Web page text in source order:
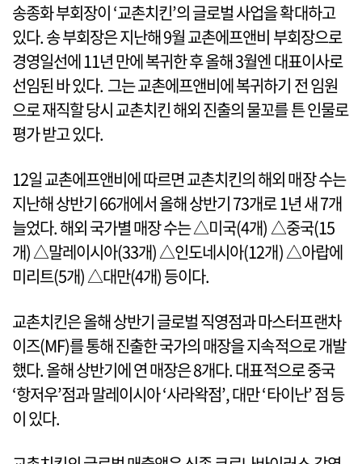
송종화 부회장이 ‘교촌치킨’의 글로벌 사업을 확대하고
있다. 송 부회장은 지난해 9월 교촌에프앤비 부회장으로
경영일선에 11년 만에 복귀한 후 올해 3월엔 대표이사로
선임된 바 있다. 그는 교촌에프앤비에 복귀하기 전 임원
으로 재직할 당시 교촌치킨 해외 진출의 물꼬를 튼 인물로
평가 받고 있다.
12일 교촌에프앤비에 따르면 교촌치킨의 해외 매장 수는
지난해 상반기 66개에서 올해 상반기 73개로 1년 새 7개
늘었다. 해외 국가별 매장 수는 △미국(4개) △중국(15
개) △말레이시아(33개) △인도네시아(12개) △아랍에
미리트(5개) △대만(4개) 등이다.
교촌치킨은 올해 상반기 글로벌 직영점과 마스터프랜차
이즈(MF)를 통해 진출한 국가의 매장을 지속적으로 개발
했다. 올해 상반기에 연 매장은 8개다. 대표적으로 중국
‘항저우’점과 말레이시아 ‘사라왁점’, 대만 ‘타이난’ 점 등
이 있다.